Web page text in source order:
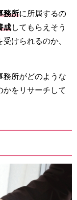
務所に所属するの
成してもらえそう
受けられるのか、
務所がどのような
かをリサーチして